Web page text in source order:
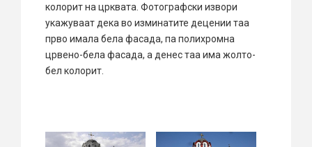
колорит на црквата. Фотографски извори
укажуваат дека во изминатите децении таа
прво имала бела фасада, па полихромна
црвено-бела фасада, а денес таа има жолто-
бел колорит.